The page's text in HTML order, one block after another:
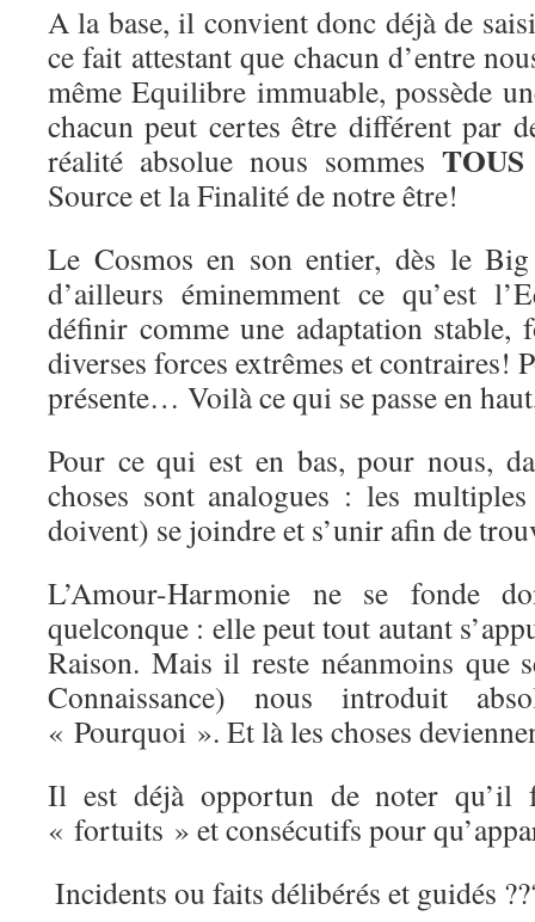
A la base, il convient donc déjà de
ce fait attestant que chacun d’entre
même Equilibre immuable, possède
chacun peut certes être différent par
réalité absolue nous sommes TOUS
Source et la Finalité de notre être!
Le Cosmos en son entier, dès le
d’ailleurs éminemment ce qu’est
définir comme une adaptation stable,
diverses forces extrêmes et contraires!
présente… Voilà ce qui se passe en
Pour ce qui est en bas, pour nous,
choses sont analogues : les
doivent) se joindre et s’unir afin de
L’Amour-Harmonie ne se fonde
quelconque : elle peut tout autant
Raison. Mais il reste néanmoins que
Connaissance) nous introduit
« Pourquoi ». Et là les choses
Il est déjà opportun de noter qu’il
« fortuits » et consécutifs pour
Incidents ou faits délibérés et guidés